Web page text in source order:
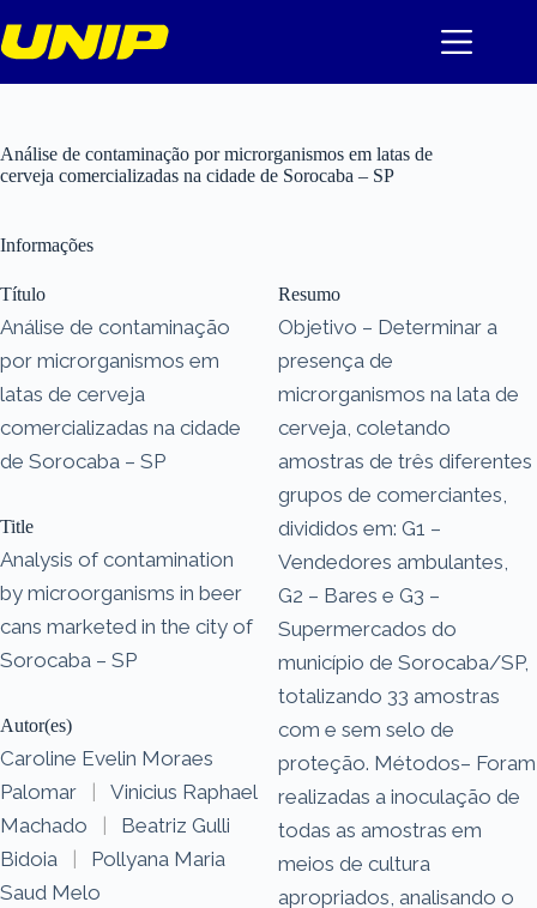
para
o
Análise de contaminação por microrganismos em latas de
cerveja comercializadas na cidade de Sorocaba – SP
Informações
Título
Análise de contaminação
por microrganismos em
latas de cerveja
comercializadas na cidade
de Sorocaba – SP
Title
Analysis of contamination
by microorganisms in beer
cans marketed in the city of
Sorocaba – SP
Autor(es)
Caroline Evelin Moraes
Palomar
|
Vinicius Raphael
Machado
|
Beatriz Gulli
Bidoia
|
Pollyana Maria
Saud Melo
Resumo
Objetivo – Determinar a
presença de
microrganismos na lata de
cerveja, coletando
amostras de três diferentes
grupos de comerciantes,
divididos em: G1 –
Vendedores ambulantes,
G2 – Bares e G3 –
Supermercados do
município de Sorocaba/SP,
totalizando 33 amostras
com e sem selo de
proteção. Métodos– Foram
realizadas a inoculação de
todas as amostras em
meios de cultura
apropriados, analisando o